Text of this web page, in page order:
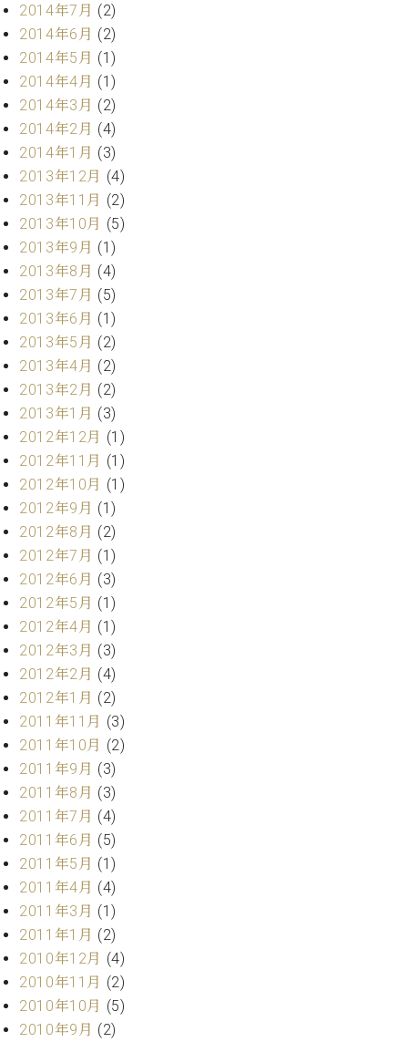
2014年7月 (2)
2014年6月 (2)
2014年5月 (1)
2014年4月 (1)
2014年3月 (2)
2014年2月 (4)
2014年1月 (3)
2013年12月 (4)
2013年11月 (2)
2013年10月 (5)
2013年9月 (1)
2013年8月 (4)
2013年7月 (5)
2013年6月 (1)
2013年5月 (2)
2013年4月 (2)
2013年2月 (2)
2013年1月 (3)
2012年12月 (1)
2012年11月 (1)
2012年10月 (1)
2012年9月 (1)
2012年8月 (2)
2012年7月 (1)
2012年6月 (3)
2012年5月 (1)
2012年4月 (1)
2012年3月 (3)
2012年2月 (4)
2012年1月 (2)
2011年11月 (3)
2011年10月 (2)
2011年9月 (3)
2011年8月 (3)
2011年7月 (4)
2011年6月 (5)
2011年5月 (1)
2011年4月 (4)
2011年3月 (1)
2011年1月 (2)
2010年12月 (4)
2010年11月 (2)
2010年10月 (5)
2010年9月 (2)